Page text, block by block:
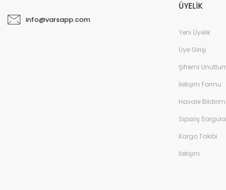
info@varsapp.com
ÜYELİK
Yeni Üyelik
Üye Girişi
Şifremi
İletişim Formu
Havale
Sipariş Sorgula
Kargo Takibi
İletişim